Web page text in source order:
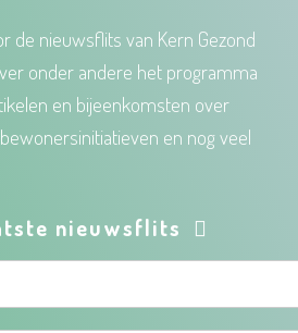
de nieuwsflits van Kern Gezond
onder andere het programma
en bijeenkomsten over
en nog veel
nieuwsflits